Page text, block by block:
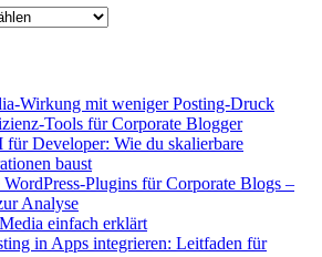
Wirkung mit weniger Posting-Druck
Tools für Corporate Blogger
für Developer: Wie du skalierbare
baust
Plugins für Corporate Blogs –
Analyse
einfach erklärt
in Apps integrieren: Leitfaden für